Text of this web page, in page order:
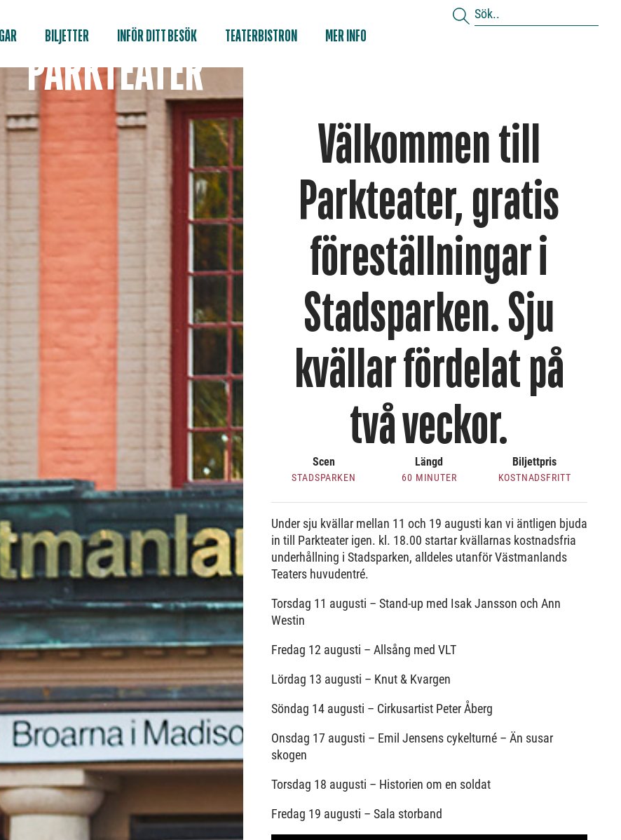
BILJETTER INFÖR DITT BESÖK TEATERBISTRON MER INFO
PARKTEATER
Välkommen till
Parkteater, gratis
föreställningar i
Stadsparken. Sju
kvällar fördelat på
två veckor.
Scen
STADSPARKEN
Längd
60 MINUTER
Biljettpris
KOSTNADSFRITT
Under sju kvällar mellan 11 och 19 augusti kan vi äntligen bjuda
in till Parkteater igen. kl. 18.00 startar kvällarnas kostnadsfria
underhållning i Stadsparken, alldeles utanför Västmanlands
Teaters huvudentré.
Torsdag 11 augusti – Stand-up med Isak Jansson och Ann
Westin
Fredag 12 augusti – Allsång med VLT
Lördag 13 augusti – Knut & Kvargen
Söndag 14 augusti – Cirkusartist Peter Åberg
Onsdag 17 augusti – Emil Jensens cykelturné – Än susar
skogen
Torsdag 18 augusti – Historien om en soldat
Fredag 19 augusti – Sala storband